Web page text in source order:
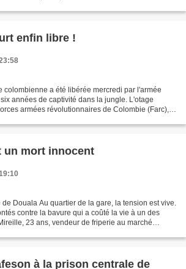
enfin libre !
colombienne a été libérée mercredi par l'armée
années de captivité dans la jungle. L'otage
armées révolutionnaires de Colombie (Farc),
un mort innocent
de Douala Au quartier de la gare, la tension est vive.
contre la bavure qui a coûté la vie à un des
23 ans, vendeur de friperie au marché
à la prison centrale de